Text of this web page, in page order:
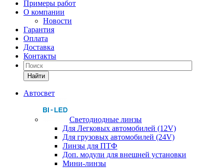
Примеры работ
О компании
Новости
Гарантия
Оплата
Доставка
Контакты
Найти
Автосвет
Светодиодные линзы
Для Легковых автомобилей (12V)
Для грузовых автомобилей (24V)
Линзы для ПТФ
Доп. модули для внешней установки
Мини-линзы